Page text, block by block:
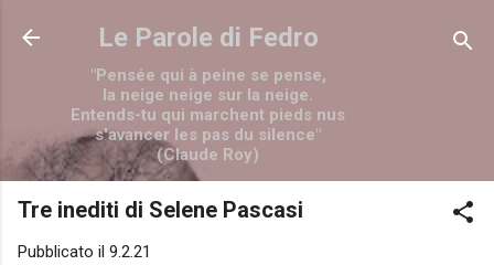
Passa ai contenuti principali
Le Parole di Fedro
"Pensée qui à peine se pense,
la neige neige sur la neige.
Entends-tu qui marchent pieds nus
s'avancer les pas du silence"
(Claude Roy)
Tre inediti di Selene Pascasi
Pubblicato il 9.2.21